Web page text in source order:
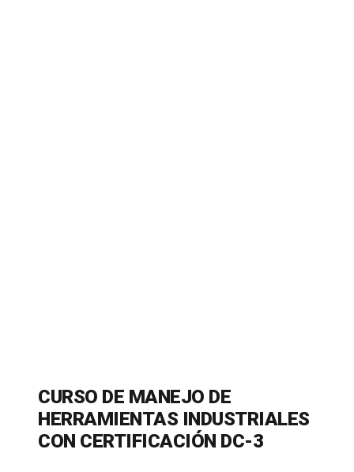
CURSO DE MANEJO DE
HERRAMIENTAS INDUSTRIALES
CON CERTIFICACIÓN DC-3